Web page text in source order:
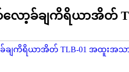
ော့ခ်ချကိရိယာအိတ်